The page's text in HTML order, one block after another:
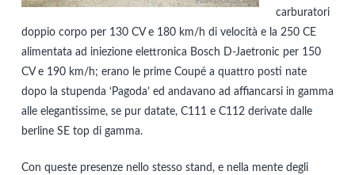
carburatori
doppio corpo per 130 CV e 180 km/h di velocità e la 250 CE
alimentata ad iniezione elettronica Bosch D-Jaetronic per 150
CV e 190 km/h; erano le prime Coupé a quattro posti nate
dopo la stupenda ‘Pagoda’ ed andavano ad affiancarsi in gamma
alle elegantissime, se pur datate, C111 e C112 derivate dalle
berline SE top di gamma.
Con queste presenze nello stesso stand, e nella mente degli